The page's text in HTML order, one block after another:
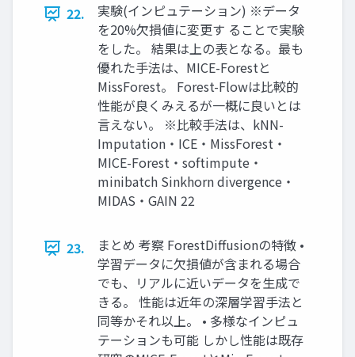
22.
実験(インピュテーション) ※データ
を20%欠損値に変更す ることで実験
をした。 結果は上の表となる。最も
優れた⼿法は、MICE-Forestと
MissForest。 Forest-Flowは⽐較的
性能が良くみえるが⼀概に良いとは
⾔えない。 ※比較手法は、kNN-
Imputation・ICE・MissForest・
MICE-Forest・softimpute・
minibatch Sinkhorn divergence・
MIDAS・GAIN 22
23.
まとめ 考察 ForestDiffusionの特徴 •
学習データに⽋損値が含まれる場合
でも、リアルに近いデータを⽣成で
きる。 性能は近年の深層学習⼿法と
同等かそれ以上。 • 多様なインピュ
テーションも可能 しかし性能は既存